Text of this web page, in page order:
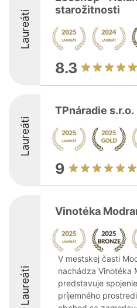
Laureáti
starožitnosti
8.3
Laureáti
TPnáradie s.r.o.
9
Laureáti
Vinotéka
V mestskej časti
nachádza Vinotéka
predstavuje
príjemného